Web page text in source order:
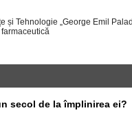
și Tehnologie „George Emil
secol de la împlinirea ei?